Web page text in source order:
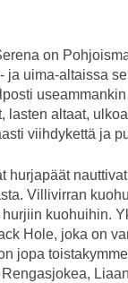
on
ja uima-altaissa
lasten altaat,
viihdykettä ja
hurjapäät
Villivirran
kuohuihin.
Hole, joka on
jopa